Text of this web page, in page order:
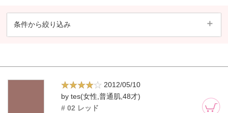
条件から絞り込み
2012/05/10
by tes(女性,普通肌,48才)
# 02 レッド